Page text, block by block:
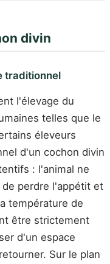
divin
traditionnel
l'élevage du
telles que le
éleveurs
d'un cochon divin
: l'animal ne
perdre l'appétit et
température de
être strictement
d'un espace
Sur le plan